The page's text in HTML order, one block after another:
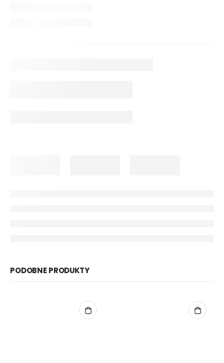
PODOBNE PRODUKTY